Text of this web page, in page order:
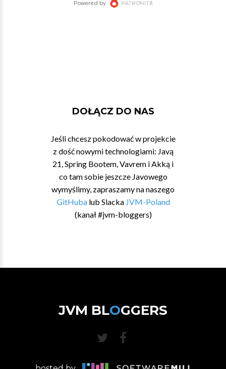
DOŁĄCZ DO NAS
Jeśli chcesz pokodować w projekcie
z dość nowymi technologiami: Javą
21, Spring Bootem, Vavrem i Akką i
co tam sobie jeszcze Javowego
wymyślimy, zapraszamy na naszego
GitHubalub Slacka JVM-Poland
(kanał #jvm-bloggers)
JVM BLOGGERS